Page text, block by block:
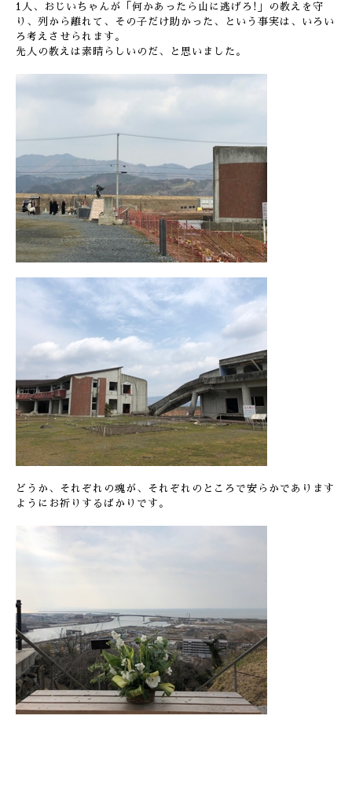
1人、おじいちゃんが「何かあったら山に逃げろ!」の教えを守
り、列から離れて、その子だけ助かった、という事実は、いろい
ろ考えさせられます。
先人の教えは素晴らしいのだ、と思いました。
どうか、それぞれの魂が、それぞれのところで安らかであります
ようにお祈りするばかりです。